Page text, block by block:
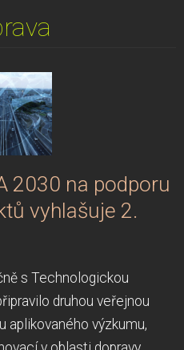
2030 na podporu
vyhlašuje 2.
s Technologickou
druhou veřejnou
aplikovaného výzkumu,